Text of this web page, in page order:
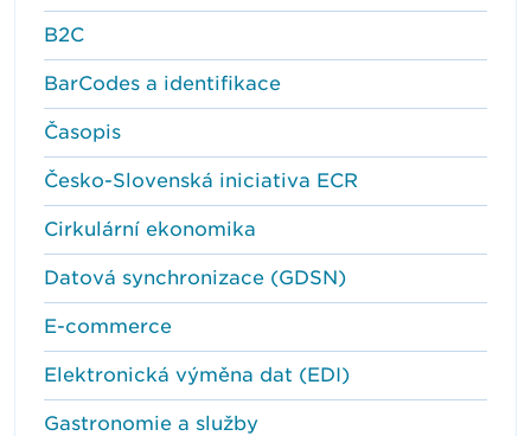
B2C
BarCodes a identifikace
Časopis
Česko-Slovenská iniciativa ECR
Cirkulární ekonomika
Datová synchronizace (GDSN)
E-commerce
Elektronická výměna dat (EDI)
Gastronomie a služby